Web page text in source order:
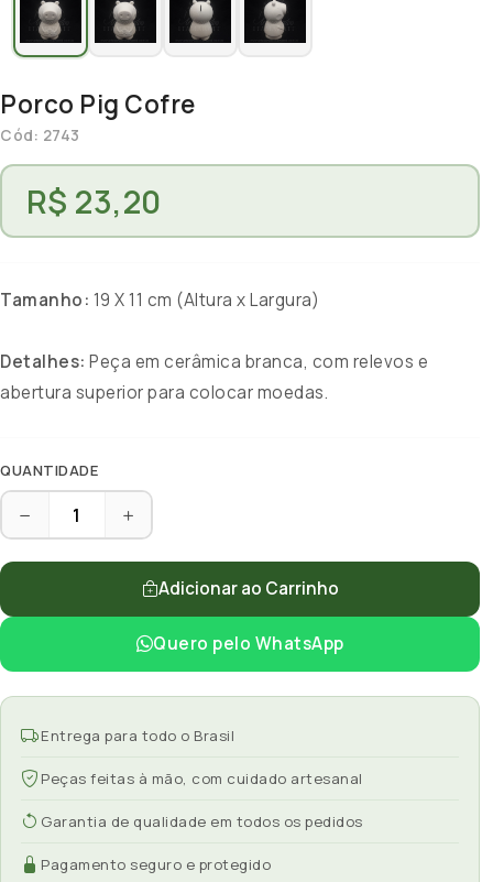
Porco Pig Cofre
Cód: 2743
R$ 23,20
Tamanho: 19 X 11 cm (Altura x Largura)
Detalhes: Peça em cerâmica branca, com relevos e
abertura superior para colocar moedas.
QUANTIDADE
Adicionar ao Carrinho
Quero pelo WhatsApp
Entrega para todo o Brasil
Peças feitas à mão, com cuidado artesanal
Garantia de qualidade em todos os pedidos
Pagamento seguro e protegido